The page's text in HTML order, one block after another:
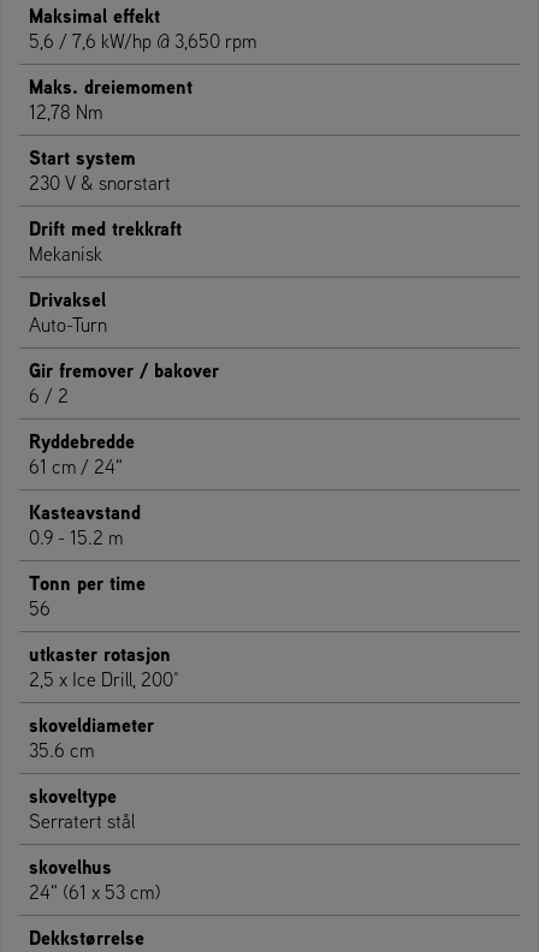
Maksimal effekt
5,6 / 7,6 kW/hp @ 3,650 rpm
Maks. dreiemoment
12,78 Nm
Start system
230 V & snorstart
Drift med trekkraft
Mekanisk
Drivaksel
Auto-Turn
Gir fremover / bakover
6 / 2
Ryddebredde
61 cm / 24"
Kasteavstand
0.9 - 15.2 m
Tonn per time
56
utkaster rotasjon
2,5 x Ice Drill, 200°
skoveldiameter
35.6 cm
skoveltype
Serratert stål
skovelhus
24" (61 x 53 cm)
Dekkstørrelse